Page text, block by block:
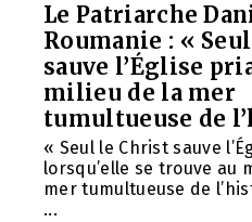
Le Patriarche
Roumanie : «
sauve l’Église
milieu de la mer
tumultueuse de
« Seul le Christ sauve
lorsqu’elle se trouve au
mer tumultueuse de
...